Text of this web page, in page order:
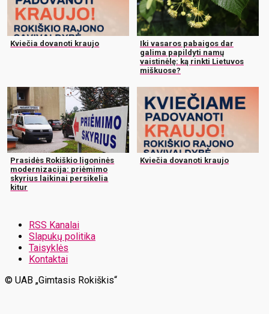
Kviečia dovanoti kraujo
Iki vasaros pabaigos dar
galima papildyti namų
vaistinėlę: ką rinkti Lietuvos
miškuose?
Prasidės Rokiškio ligoninės
modernizacija: priėmimo
skyrius laikinai persikelia
kitur
Kviečia dovanoti kraujo
RSS Kanalai
Slapukų politika
Taisyklės
Kontaktai
© UAB „Gimtasis Rokiškis“